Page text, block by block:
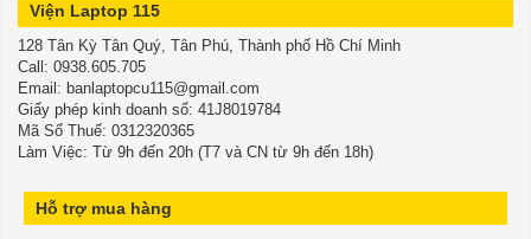
Viện Laptop 115
128 Tân Kỳ Tân Quý, Tân Phú, Thành phố Hồ Chí Minh
​​​​​​​Call: 0938.605.705
Email: banlaptopcu115@gmail.com
Giấy phép kinh doanh số: 41J8019784
Mã Số Thuế: 0312320365
Làm Việc: Từ 9h đến 20h (T7 và CN từ 9h đến 18h)
Hỗ trợ mua hàng